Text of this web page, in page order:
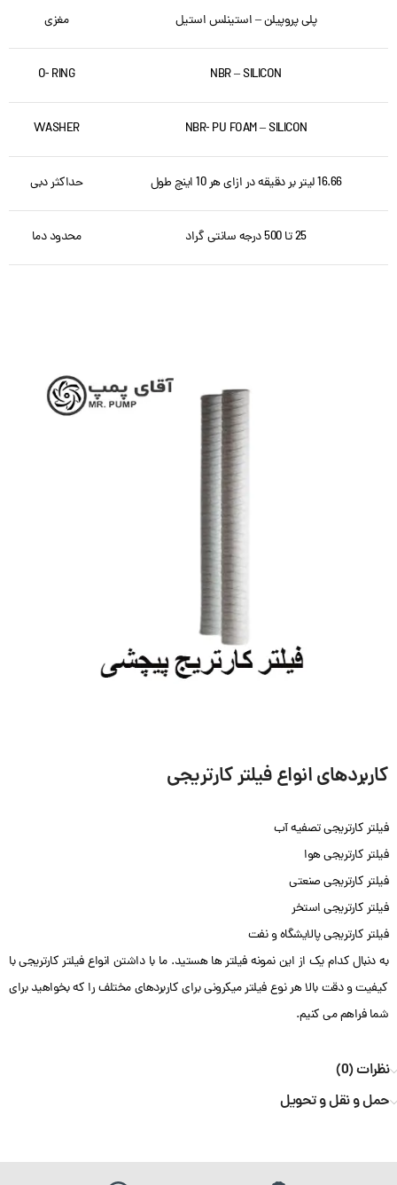
پلی پروپیلن – استینلس استیل مغزی
NBR – SILICON
O- RING
NBR- PU FOAM – SILICON
WASHER
16.66 لیتر بر دقیقه در ازای هر 10 اینچ طول حداکثر دبی
25 تا 500 درجه سانتی گراد محدود دما
کاربردهای انواع فیلتر کارتریجی
فیلتر کارتریجی تصفیه آب
فیلتر کارتریجی هوا
فیلتر کارتریجی صنعتی
فیلتر کارتریجی استخر
فیلتر کارتریجی پالایشگاه و نفت
به دنبال کدام یک از این نمونه فیلتر ها هستید. ما با داشتن انواع فیلتر کارتریجی با
کیفیت و دقت بالا هر نوع فیلتر میکرونی برای کاربردهای مختلف را که بخواهید برای
شما فراهم می کنیم.
نظرات (0)
حمل و نقل و تحویل